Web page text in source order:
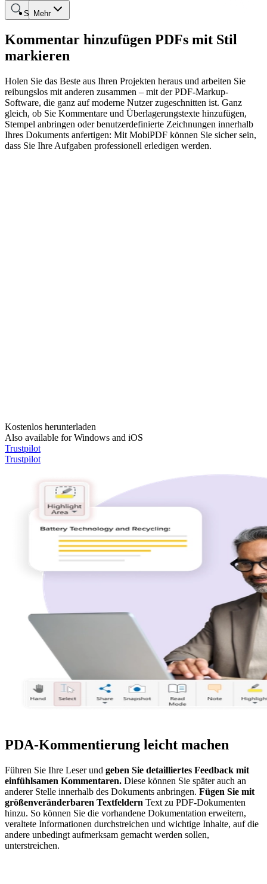
Mehr
Suche
Kommentar hinzufügen PDFs mit Stil
markieren
Holen Sie das Beste aus Ihren Projekten heraus und arbeiten Sie
reibungslos mit anderen zusammen – mit der PDF-Markup-
Software, die ganz auf moderne Nutzer zugeschnitten ist. Ganz
gleich, ob Sie Kommentare und Überlagerungstexte hinzufügen,
Stempel anbringen oder benutzerdefinierte Zeichnungen innerhalb
Ihres Dokuments anfertigen: Mit MobiPDF können Sie sicher sein,
dass Sie Ihre Aufgaben professionell erledigen werden.
Kostenlos herunterladen
Also available for Windows and iOS
Trustpilot
Trustpilot
PDA-Kommentierung leicht machen
Führen Sie Ihre Leser und geben Sie detailliertes Feedback mit
einfühlsamen Kommentaren. Diese können Sie später auch an
anderer Stelle innerhalb des Dokuments anbringen. Fügen Sie mit
größenveränderbaren Textfeldern Text zu PDF-Dokumenten
hinzu. So können Sie die vorhandene Dokumentation erweitern,
veraltete Informationen durchstreichen und wichtige Inhalte, auf die
andere unbedingt aufmerksam gemacht werden sollen,
unterstreichen.